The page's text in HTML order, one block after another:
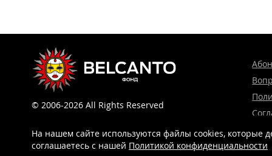
© 2006-2026 All Rights Reserved
и реклама сайта —Лидер поиска.
На нашем сайте используются файлы cookies, которые
соглашаетесь c нашей Политикой конфиденциальности